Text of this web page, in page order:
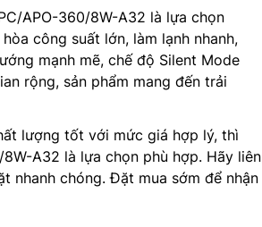
APO-360/8W-A32 là lựa chọn
công suất lớn, làm lạnh nhanh,
mạnh mẽ, chế độ Silent Mode
rộng, sản phẩm mang đến trải
lượng tốt với mức giá hợp lý, thì
A32 là lựa chọn phù hợp. Hãy liên
nhanh chóng. Đặt mua sớm để nhận